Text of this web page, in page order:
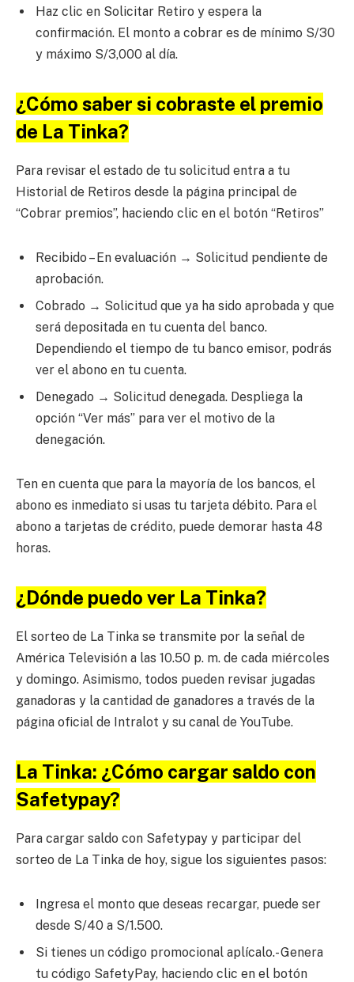
Haz clic en Solicitar Retiro y espera la
confirmación. El monto a cobrar es de mínimo S/30
y máximo S/3,000 al día.
¿Cómo saber si cobraste el premio
de La Tinka?
Para revisar el estado de tu solicitud entra a tu
Historial de Retiros desde la página principal de
“Cobrar premios”, haciendo clic en el botón “Retiros”
Recibido – En evaluación → Solicitud pendiente de
aprobación.
Cobrado → Solicitud que ya ha sido aprobada y que
será depositada en tu cuenta del banco.
Dependiendo el tiempo de tu banco emisor, podrás
ver el abono en tu cuenta.
Denegado → Solicitud denegada. Despliega la
opción “Ver más” para ver el motivo de la
denegación.
Ten en cuenta que para la mayoría de los bancos, el
abono es inmediato si usas tu tarjeta débito. Para el
abono a tarjetas de crédito, puede demorar hasta 48
horas.
¿Dónde puedo ver La Tinka?
El sorteo de La Tinka se transmite por la señal de
América Televisión a las 10.50 p. m. de cada miércoles
y domingo. Asimismo, todos pueden revisar jugadas
ganadoras y la cantidad de ganadores a través de la
página oficial de Intralot y su canal de YouTube.
La Tinka: ¿Cómo cargar saldo con
Safetypay?
Para cargar saldo con Safetypay y participar del
sorteo de La Tinka de hoy, sigue los siguientes pasos:
Ingresa el monto que deseas recargar, puede ser
desde S/40 a S/1.500.
Si tienes un código promocional aplícalo.- Genera
tu código SafetyPay, haciendo clic en el botón